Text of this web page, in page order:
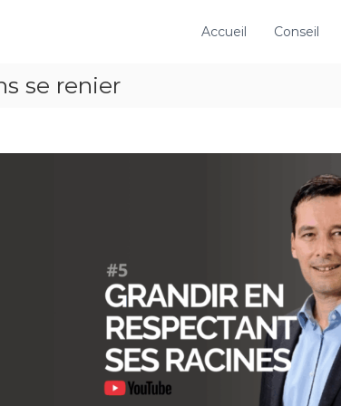
Accueil Conseil
se renier